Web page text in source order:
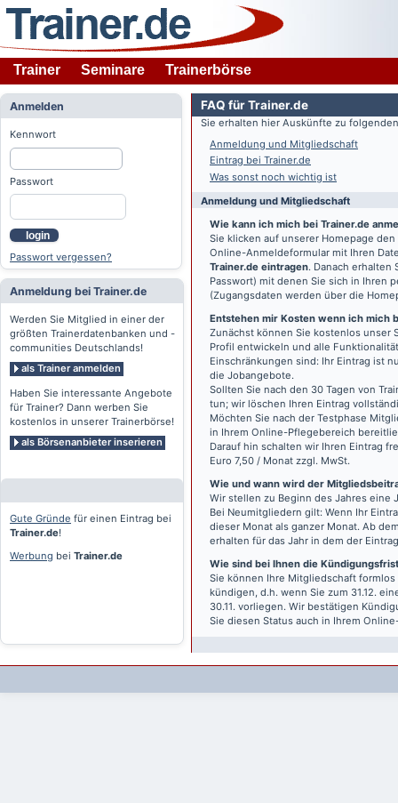
Trainer Seminare Trainerbörse
Anmelden
Kennwort
Passwort
login
Passwort vergessen?
Anmeldung bei Trainer.de
Werden Sie Mitglied in einer der
größten Trainerdatenbanken und -
communities Deutschlands!
als Trainer anmelden
Haben Sie interessante Angebote
für Trainer? Dann werben Sie
kostenlos in unserer Trainerbörse!
als Börsenanbieter inserieren
Gute Gründe für einen Eintrag bei
Trainer.de!
Werbung bei Trainer.de
FAQ für Trainer.de
Sie erhalten hier Auskünfte zu
Anmeldung und Mitgliedschaft
Eintrag bei Trainer.de
Was sonst noch wichtig ist
Anmeldung und Mitgliedschaft
Wie kann ich mich bei Trainer.de
Sie klicken auf unserer Homepage
Online-Anmeldeformular mit Ihren
Trainer.de eintragen. Danach erhalten
Passwort) mit denen Sie sich in Ihren
(Zugangsdaten werden über die
Entstehen mir Kosten wenn ich mich
Zunächst können Sie kostenlos unser
Profil entwickeln und alle
Einschränkungen sind: Ihr Eintrag ist
die Jobangebote.
Sollten Sie nach den 30 Tagen von
tun; wir löschen Ihren Eintrag
Möchten Sie nach der Testphase
in Ihrem Online-Pflegebereich
Darauf hin schalten wir Ihren Eintrag
Euro 7,50 / Monat zzgl. MwSt.
Wie und wann wird der
Wir stellen zu Beginn des Jahres eine
Bei Neumitgliedern gilt: Wenn Ihr
dieser Monat als ganzer Monat. Ab
erhalten für das Jahr in dem der
Wie sind bei Ihnen die
Sie können Ihre Mitgliedschaft
kündigen, d.h. wenn Sie zum 31.12.
30.11. vorliegen. Wir bestätigen
Sie diesen Status auch in Ihrem